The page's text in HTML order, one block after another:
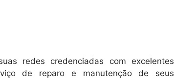
redes credenciadas com excelentes
de reparo e manutenção de seus